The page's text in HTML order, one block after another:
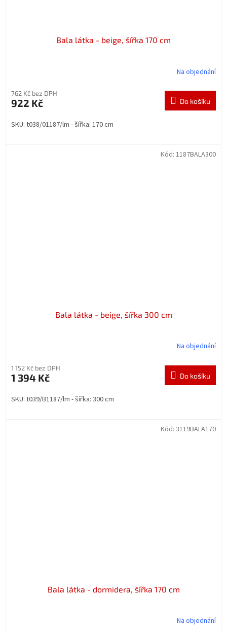
Bala látka - beige, šířka 170 cm
Na objednání
762 Kč bez DPH
922 Kč Do košíku
SKU: t038/01187/lm - šířka: 170 cm
Bala látka - beige, šířka 300 cm
Na objednání
1 152 Kč bez DPH
1 394 Kč Do košíku
SKU: t039/B1187/lm - šířka: 300 cm
Kód: 1187BALA300
Bala látka - dormidera, šířka 170 cm
Na objednání
Kód: 3119BALA170